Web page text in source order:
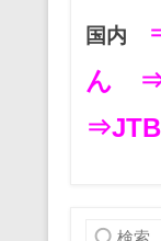
国内
ん
検索